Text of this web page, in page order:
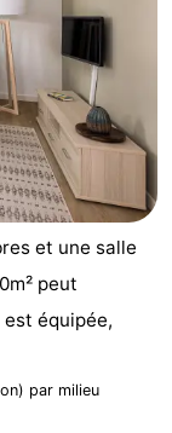
et une salle
peut
équipée,
par milieu